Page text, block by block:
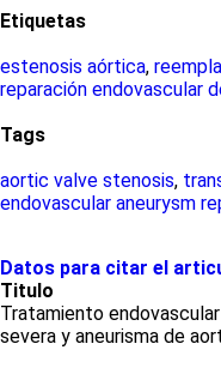
Etiquetas
estenosis aórtica,
reparación endovascular
Tags
aortic valve stenosis,
endovascular aneurysm
Datos para citar el
Titulo
Tratamiento
severa y aneurisma de